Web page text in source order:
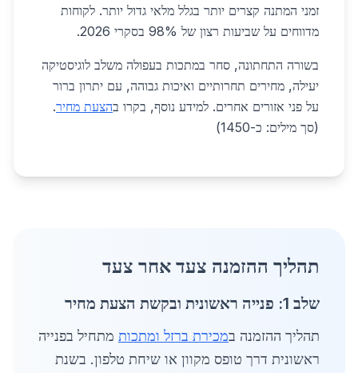
זמני המתנה קצרים יותר בגלל מלאי גדול יותר. לקוחות
מדווחים על שביעות רצון של 98% בסקרי 2026.
בשורה התחתונה, סחר במתכות בעפולה משלב לוגיסטיקה
יעילה, מחירים תחרותיים ואיכות גבוהה, עם יתרון ברור
על פני אזורים אחרים. למידע נוסף, בקרו בהצעת מחיר.
(סך מילים: כ-1450)
תהליך ההזמנה צעד אחר צעד
שלב 1: פנייה ראשונית ובקשת הצעת מחיר
תהליך ההזמנה במכירת ברזל ומתכות מתחיל בפנייה
ראשונית דרך טופס מקוון או שיחת טלפון. בשנת